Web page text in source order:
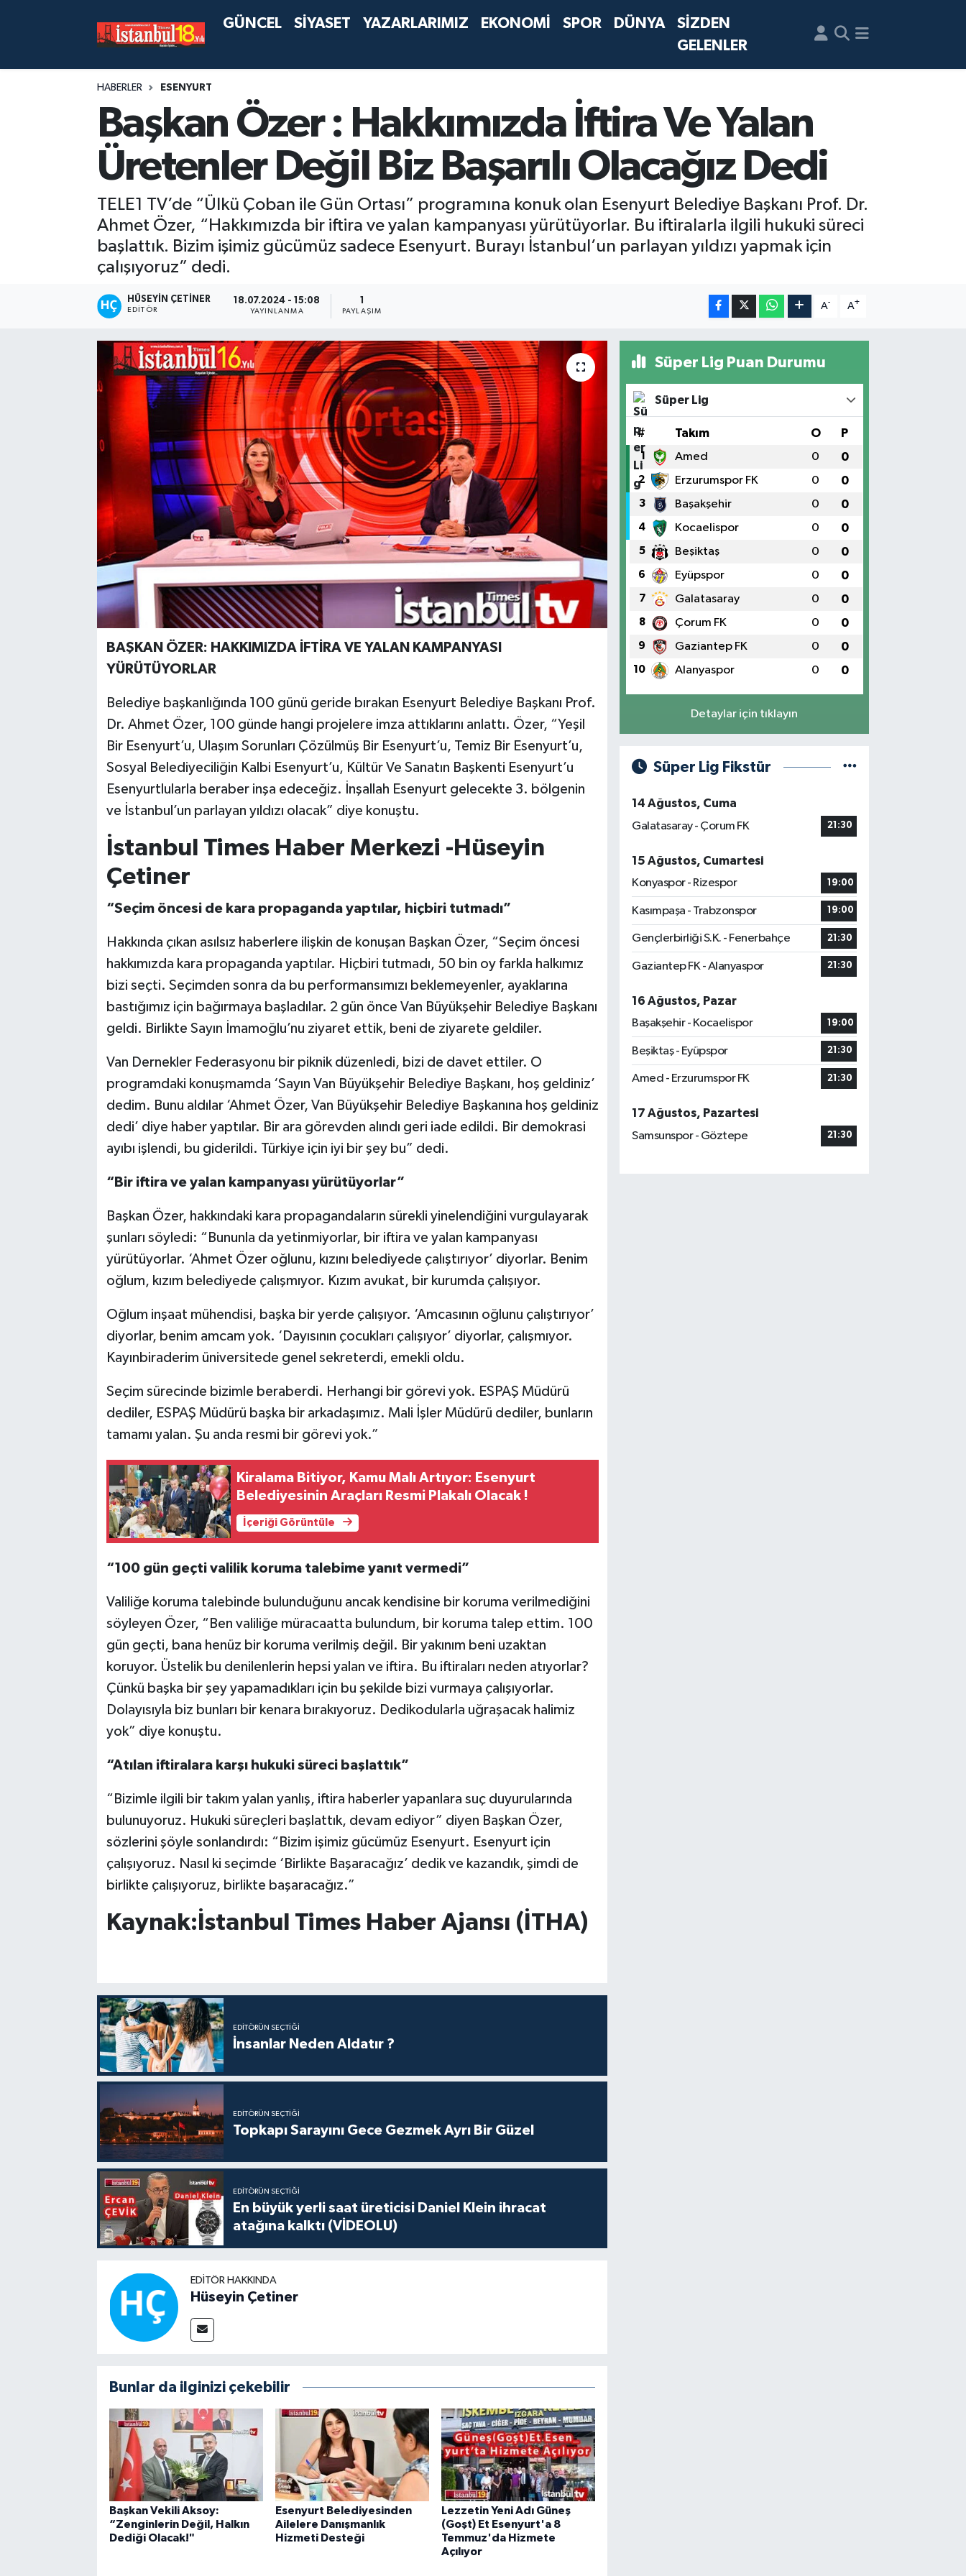
GÜNCEL SİYASET YAZARLARIMIZ EKONOMİ SPOR DÜNYA
SİZDEN
GELENLER
HABERLER ESENYURT
Başkan Özer : Hakkımızda İftira Ve Yalan
Üretenler Değil Biz Başarılı Olacağız Dedi
TELE1 TV’de “Ülkü Çoban ile Gün Ortası” programına konuk olan Esenyurt Belediye Başkanı Prof. Dr.
Ahmet Özer, “Hakkımızda bir iftira ve yalan kampanyası yürütüyorlar. Bu iftiralarla ilgili hukuki süreci
başlattık. Bizim işimiz gücümüz sadece Esenyurt. Burayı İstanbul’un parlayan yıldızı yapmak için
çalışıyoruz” dedi.
HÜSEYIN ÇETINER
EDITÖR
18.07.2024 - 15:08
YAYINLANMA PAYLAŞIM
A- A+
BAŞKAN ÖZER: HAKKIMIZDA İFTİRA VE YALAN KAMPANYASI
YÜRÜTÜYORLAR
Belediye başkanlığında 100 günü geride bırakan Esenyurt Belediye Başkanı Prof.
Dr. Ahmet Özer, 100 günde hangi projelere imza attıklarını anlattı. Özer, “Yeşil
Bir Esenyurt’u, Ulaşım Sorunları Çözülmüş Bir Esenyurt’u, Temiz Bir Esenyurt’u,
Sosyal Belediyeciliğin Kalbi Esenyurt’u, Kültür Ve Sanatın Başkenti Esenyurt’u
Esenyurtlularla beraber inşa edeceğiz. İnşallah Esenyurt gelecekte 3. bölgenin
ve İstanbul’un parlayan yıldızı olacak” diye konuştu.
İstanbul Times Haber Merkezi -Hüseyin
Çetiner
“Seçim öncesi de kara propaganda yaptılar, hiçbiri tutmadı”
Hakkında çıkan asılsız haberlere ilişkin de konuşan Başkan Özer, “Seçim öncesi
hakkımızda kara propaganda yaptılar. Hiçbiri tutmadı, 50 bin oy farkla halkımız
bizi seçti. Seçimden sonra da bu performansımızı beklemeyenler, ayaklarına
bastığımız için bağırmaya başladılar. 2 gün önce Van Büyükşehir Belediye Başkanı
geldi. Birlikte Sayın İmamoğlu’nu ziyaret ettik, beni de ziyarete geldiler.
Van Dernekler Federasyonu bir piknik düzenledi, bizi de davet ettiler. O
programdaki konuşmamda ‘Sayın Van Büyükşehir Belediye Başkanı, hoş geldiniz’
dedim. Bunu aldılar ‘Ahmet Özer, Van Büyükşehir Belediye Başkanına hoş geldiniz
dedi’ diye haber yaptılar. Bir ara görevden alındı geri iade edildi. Bir demokrasi
ayıbı işlendi, bu giderildi. Türkiye için iyi bir şey bu” dedi.
“Bir iftira ve yalan kampanyası yürütüyorlar”
Başkan Özer, hakkındaki kara propagandaların sürekli yinelendiğini vurgulayarak
şunları söyledi: “Bununla da yetinmiyorlar, bir iftira ve yalan kampanyası
yürütüyorlar. ‘Ahmet Özer oğlunu, kızını belediyede çalıştırıyor’ diyorlar. Benim
oğlum, kızım belediyede çalışmıyor. Kızım avukat, bir kurumda çalışıyor.
Oğlum inşaat mühendisi, başka bir yerde çalışıyor. ‘Amcasının oğlunu çalıştırıyor’
diyorlar, benim amcam yok. ‘Dayısının çocukları çalışıyor’ diyorlar, çalışmıyor.
Kayınbiraderim üniversitede genel sekreterdi, emekli oldu.
Seçim sürecinde bizimle beraberdi. Herhangi bir görevi yok. ESPAŞ Müdürü
dediler, ESPAŞ Müdürü başka bir arkadaşımız. Mali İşler Müdürü dediler, bunların
tamamı yalan. Şu anda resmi bir görevi yok.”
Kiralama Bitiyor, Kamu Malı Artıyor: Esenyurt
Belediyesinin Araçları Resmi Plakalı Olacak !
İçeriği Görüntüle
“100 gün geçti valilik koruma talebime yanıt vermedi”
Valiliğe koruma talebinde bulunduğunu ancak kendisine bir koruma verilmediğini
söyleyen Özer, “Ben valiliğe müracaatta bulundum, bir koruma talep ettim. 100
gün geçti, bana henüz bir koruma verilmiş değil. Bir yakınım beni uzaktan
koruyor. Üstelik bu denilenlerin hepsi yalan ve iftira. Bu iftiraları neden atıyorlar?
Çünkü başka bir şey yapamadıkları için bu şekilde bizi vurmaya çalışıyorlar.
Dolayısıyla biz bunları bir kenara bırakıyoruz. Dedikodularla uğraşacak halimiz
yok” diye konuştu.
“Atılan iftiralara karşı hukuki süreci başlattık”
“Bizimle ilgili bir takım yalan yanlış, iftira haberler yapanlara suç duyurularında
bulunuyoruz. Hukuki süreçleri başlattık, devam ediyor” diyen Başkan Özer,
sözlerini şöyle sonlandırdı: “Bizim işimiz gücümüz Esenyurt. Esenyurt için
çalışıyoruz. Nasıl ki seçimde ‘Birlikte Başaracağız’ dedik ve kazandık, şimdi de
birlikte çalışıyoruz, birlikte başaracağız.”​
Kaynak:İstanbul Times Haber Ajansı (İTHA)
EDITÖRÜN SEÇTIĞI
İnsanlar Neden Aldatır ?
EDITÖRÜN SEÇTIĞI
Topkapı Sarayını Gece Gezmek Ayrı Bir Güzel
EDITÖRÜN SEÇTIĞI
En büyük yerli saat üreticisi Daniel Klein ihracat
atağına kalktı (VİDEOLU)
EDITÖR HAKKINDA
Hüseyin Çetiner
Bunlar da ilginizi çekebilir
Başkan Vekili Aksoy:
“Zenginlerin Değil, Halkın
Dediği Olacak!"
Esenyurt Belediyesinden
Ailelere Danışmanlık
Hizmeti Desteği
Lezzetin Yeni Adı Güneş
(Goşt) Et Esenyurt'a 8
Temmuz'da Hizmete
Açılıyor
Süper Lig Puan Durumu
Süper Lig
# Takım O P
1 Amed 0 0
2 Erzurumspor FK 0 0
3 Başakşehir 0 0
4 Kocaelispor 0 0
5 Beşiktaş 0 0
6 Eyüpspor 0 0
7 Galatasaray 0 0
8 Çorum FK 0 0
9 Gaziantep FK 0 0
10 Alanyaspor 0 0
Detaylar için tıklayın
Süper Lig Fikstür
14 Ağustos, Cuma
Galatasaray - Çorum FK
21:30
15 Ağustos, Cumartesi
Konyaspor - Rizespor
19:00
Kasımpaşa - Trabzonspor 19:00
Gençlerbirliği S.K. - Fenerbahçe 21:30
Gaziantep FK - Alanyaspor 21:30
16 Ağustos, Pazar
Başakşehir - Kocaelispor
19:00
Beşiktaş - Eyüpspor 21:30
Amed - Erzurumspor FK 21:30
17 Ağustos, Pazartesi
Samsunspor - Göztepe
21:30